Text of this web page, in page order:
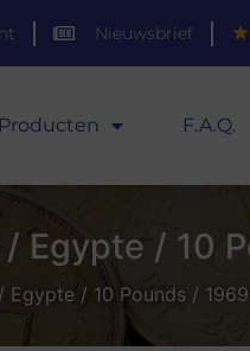
Nieuwsbrief
Producten F.A.Q.
Egypte / 10
/ 10 Pounds /